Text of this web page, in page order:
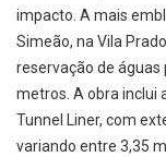
impacto. A mais
Simeão, na Vila
reservação de
metros. A obra inclui
Tunnel Liner, com
variando entre 3,35